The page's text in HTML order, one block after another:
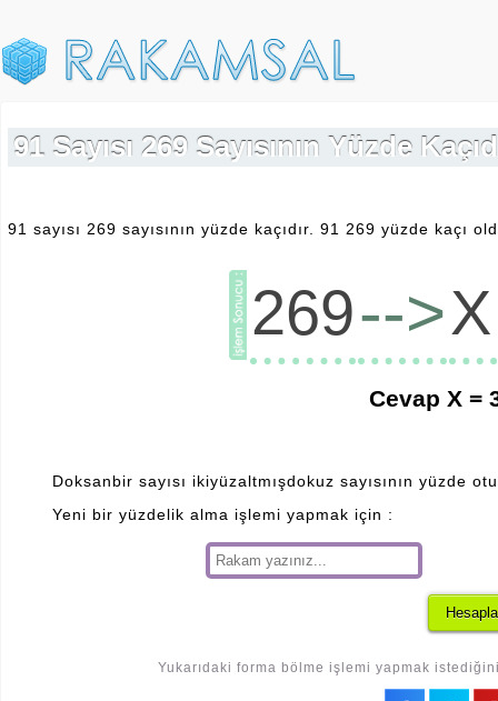
91 Sayısı 269 Sayısının Yüzde
91 sayısı 269 sayısının yüzde kaçıdır. 91 269 yüzde kaçı
269-->
Cevap X =
Doksanbir sayısı ikiyüzaltmışdokuz sayısının yüzde
Yeni bir yüzdelik alma işlemi yapmak için :
Yukarıdaki forma bölme işlemi yapmak